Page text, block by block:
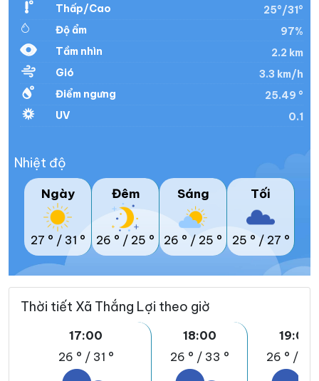
Thấp/Cao
25°/31°
Độ ẩm
97%
Tầm nhìn
2.2 km
Gió
3.3 km/h
Điểm ngưng
25.49 °
UV
0.1
Nhiệt độ
Ngày
27 ° / 31 °
Đêm
26 ° / 25 °
Sáng
26 ° / 25 °
Tối
25 ° / 27 °
Thời tiết Xã Thắng Lợi theo giờ
17:00
26 ° / 31 °
18:00
26 ° / 33 °
19:00
26 ° /